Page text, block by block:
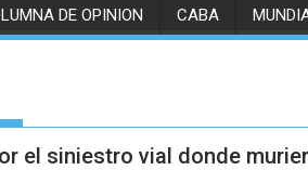
DE OPINION CABA
el siniestro vial donde